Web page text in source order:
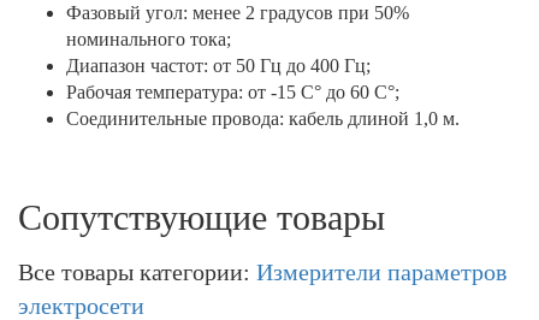
Фазовый угол: менее 2 градусов при 50%
номинального тока;
Диапазон частот: от 50 Гц до 400 Гц;
Рабочая температура: от -15 С° до 60 С°;
Соединительные провода: кабель длиной 1,0 м.
Сопутствующие товары
Все товары категории: Измерители параметров
электросети